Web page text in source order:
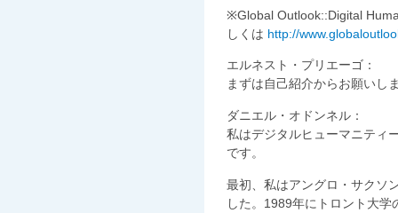
※Global Outlook::Digital
しくは http://
エルネスト・プリエーゴ：
まずは自己紹介からお願いし
ダニエル・オドンネル：
私はデジタルヒューマニティ
です。
最初、私はアングロ・サクソ
した。1989年にトロント大